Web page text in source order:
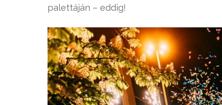
palettáján – eddig!